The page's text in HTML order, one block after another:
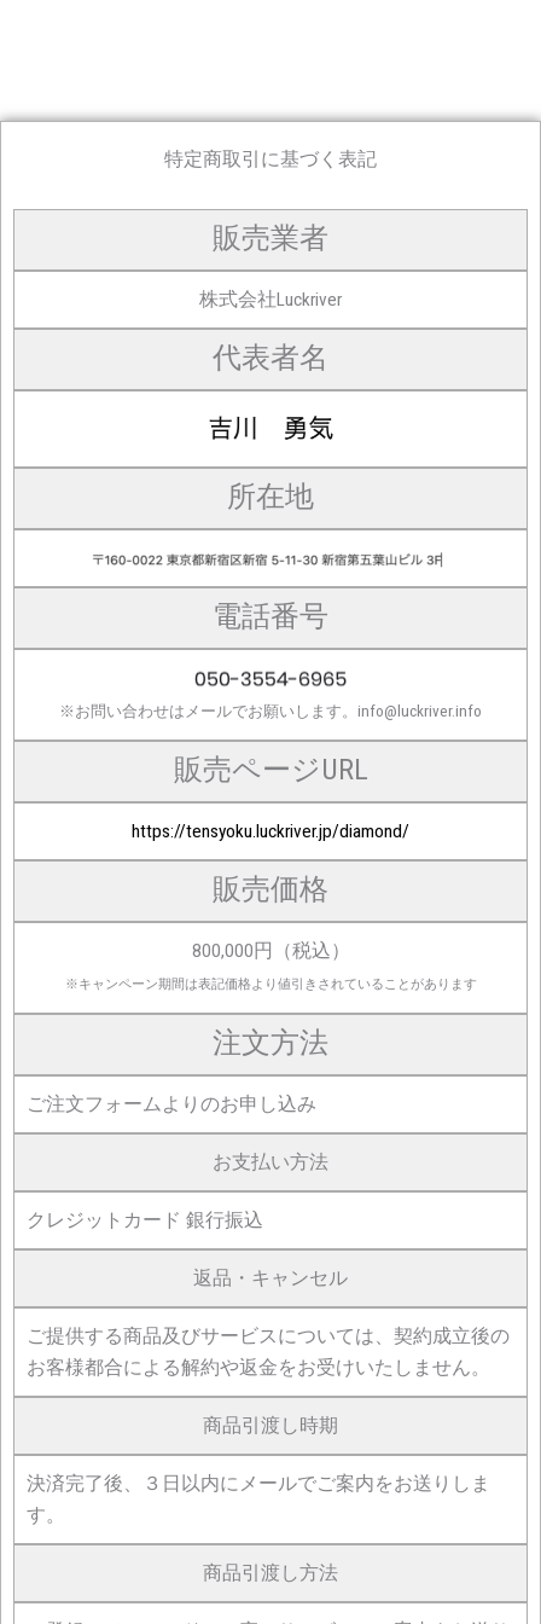
特定商取引に基づく表記
販売業者
株式会社Luckriver
代表者名
所在地
電話番号
※お問い合わせはメールでお願いします。info@luckriver.info
販売ページURL
https://tensyoku.luckriver.jp/diamond/
販売価格
800,000円（税込）
※キャンペーン期間は表記価格より値引きされていることがあります
注文方法
ご注文フォームよりのお申し込み
お支払い方法
クレジットカード 銀行振込
返品・キャンセル
ご提供する商品及びサービスについては、契約成立後の
お客様都合による解約や返金をお受けいたしません。
商品引渡し時期
決済完了後、３日以内にメールでご案内をお送りしま
す。
商品引渡し方法